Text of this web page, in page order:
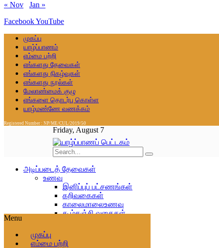
« Nov
Jan »
FacebookYouTube
முகப்பு
யாழ்ப்பாணம்
எம்மை பற்றி
எங்களது தேவைகள்
எங்களது நிகழ்வுகள்
எங்களது நூல்கள்
மேலாண்மைக் குழு
எங்களை தொடர்பு கொள்ள
யாழ்மண்ணே வணக்கம்
Registered Number : NP/ME/CUL/2019/50
Friday, August 7
அடிப்படைத் தேவைகள்
உணவு
இனிப்புப் பட்சணங்கள்
கறிவகைகள்
காலைமாலைஉணவு
கூழ்கஞ்சி வகைகள்
உடை
Menu
முகப்பு
எம்மை பற்றி